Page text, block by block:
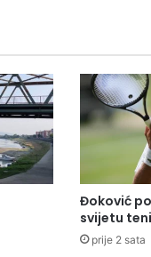
Đoković
svijetu
prije 2 sata